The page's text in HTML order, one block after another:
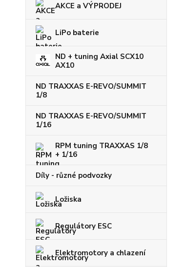
AKCE a VÝPRODEJ
LiPo baterie
ND + tuning Axial SCX10
AX10
ND TRAXXAS E-REVO/SUMMIT
1/8
ND TRAXXAS E-REVO/SUMMIT
1/16
RPM tuning TRAXXAS 1/8
+ 1/16
Díly - různé podvozky
Ložiska
Regulátory ESC
Elektromotory a chlazení